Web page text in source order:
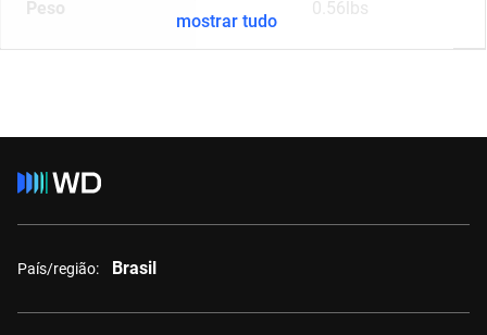
Peso 0.56lbs
mostrar tudo
País/região: Brasil